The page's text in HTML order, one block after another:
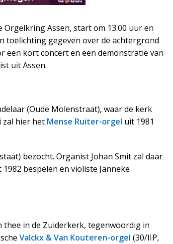
Assen, start om 13.00 uur en
toelichting gegeven over de achtergrond
een kort concert en een demonstratie van
uit Assen.
(Oude Molenstraat), waar de kerk
zal hier het Mense Ruiter-orgel uit 1981
bezocht. Organist Johan Smit zal daar
1982 bespelen en violiste Janneke
thee in de Zuiderkerk, tegenwoordig in
Valckx & Van Kouteren-orgel (30/IIP,